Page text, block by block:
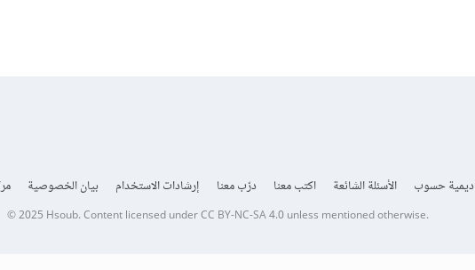
حسوب الأسئلة الشائعة اكتب معنا درّب معنا إرشادات الاستخدام بيان الخصوصية
© 2025 Hsoub.Content licensed underCC BY-NC-SA 4.0unless mentioned otherwise.